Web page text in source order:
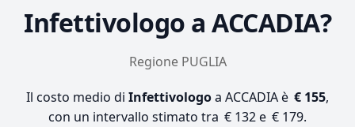
Infettivologo a ACCADIA?
Regione PUGLIA
Il costo medio di Infettivologoa ACCADIA è € 155,
con un intervallo stimato tra € 132 e € 179.